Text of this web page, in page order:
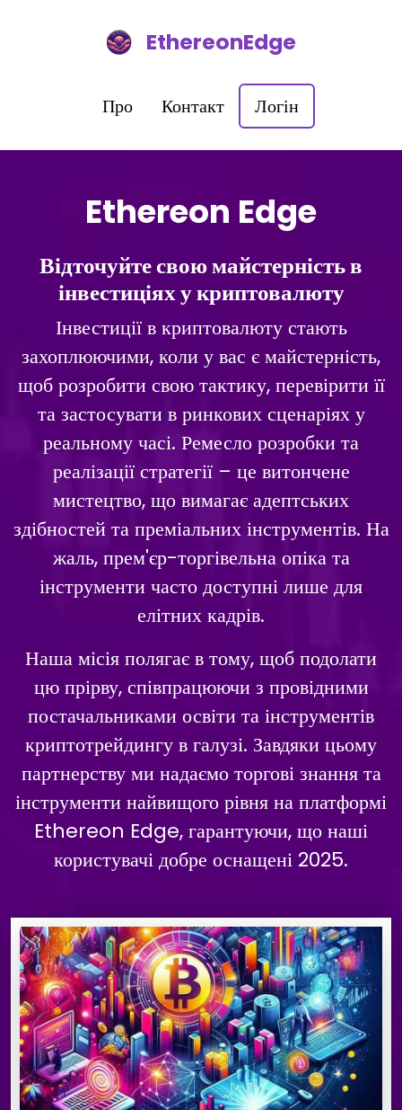
EthereonEdge
Про Контакт Логін
Ethereon Edge
Відточуйте свою майстерність в
інвестиціях у криптовалюту
Інвестиції в криптовалюту стають
захоплюючими, коли у вас є майстерність,
щоб розробити свою тактику, перевірити її
та застосувати в ринкових сценаріях у
реальному часі. Ремесло розробки та
реалізації стратегії – це витончене
мистецтво, що вимагає адептських
здібностей та преміальних інструментів. На
жаль, прем'єр-торгівельна опіка та
інструменти часто доступні лише для
елітних кадрів.
Наша місія полягає в тому, щоб подолати
цю прірву, співпрацюючи з провідними
постачальниками освіти та інструментів
криптотрейдингу в галузі. Завдяки цьому
партнерству ми надаємо торгові знання та
інструменти найвищого рівня на платформі
Ethereon Edge, гарантуючи, що наші
користувачі добре оснащені 2025.